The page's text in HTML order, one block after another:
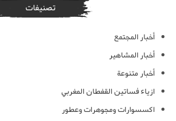
تصنيفات
أخبار المجتمع
أخبار المشاهير
أخبار متنوعة
ازياء فساتين القفطان المغربي
اكسسوارات ومجوهرات وعطور